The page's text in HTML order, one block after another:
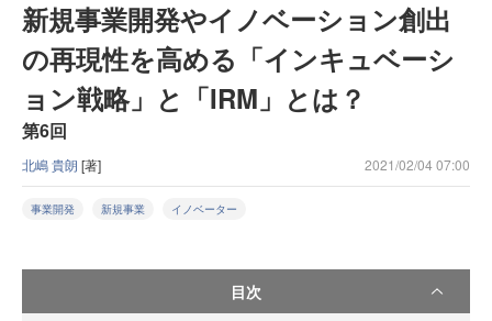
新規事業開発やイノベーション創出
の再現性を高める「インキュベーシ
ョン戦略」と「IRM」とは？
第6回
北嶋 貴朗 [著] 2021/02/04 07:00
事業開発 新規事業 イノベーター
目次